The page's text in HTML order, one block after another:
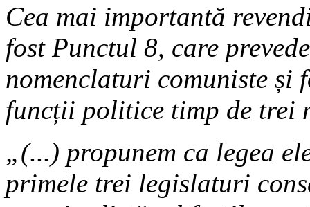
Cea mai importantă
fost Punctul 8, care
nomenclaturi comuniste și
funcții politice timp de trei
„(...) propunem ca legea
primele trei legislaturi